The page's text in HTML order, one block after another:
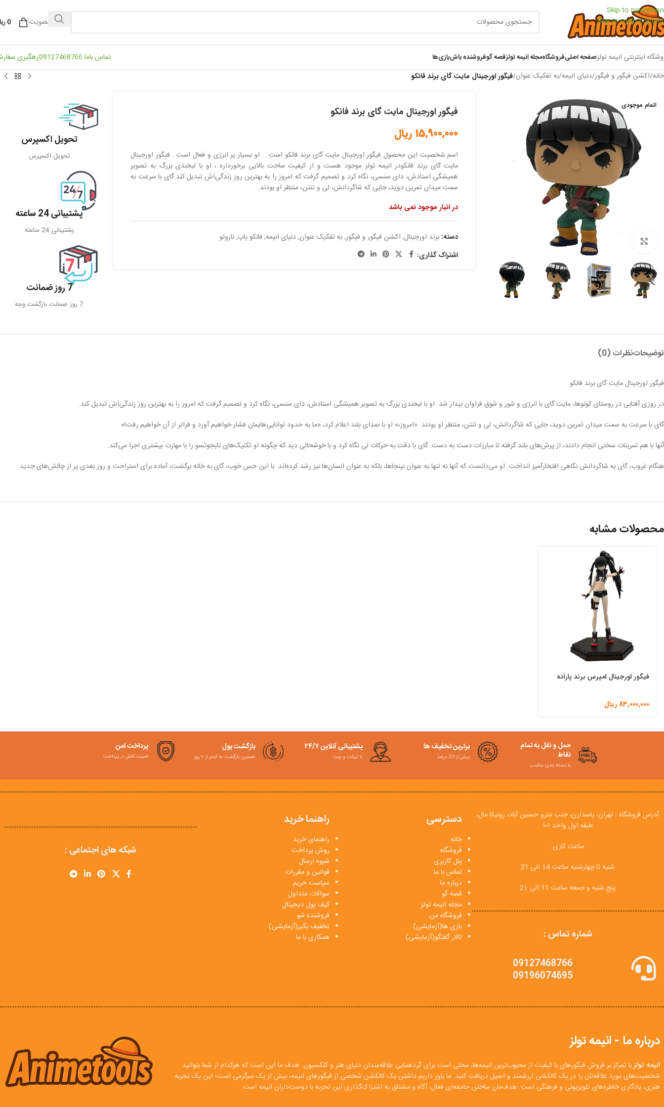
Skip to navigation
Skip to main content
ورود / عضویت 0
اینترنتی انیمه تولزصفحه اصلیفروشگاهمجله انیمه تولزقصه گوفروشنده باشبازی‌ها تماس باما 09127468766
رهگیری
خانه/اکشن فیگور و فیگور/دنیای انیمه/به تفکیک عنوان/فیگور اورجینال مایت گای برند فانکو
اتمام موجودی
بزرگنمایی تصویر
فیگور اورجینال مایت گای برند فانکو
15,900,000 ریال
اسم شخصیت این محصول فیگور اورجینال مایت گای برند فانکو است . او بسیار پر انرژی و فعال است . فیگور اورجینال
مایت گای برند فانکودر انیمه تولز موجود هست و از کیفیت ساخت بالایی برخورداره ، او با لبخندی بزرگ به تصویر
همیشگی استادش، دای سنسی، نگاه کرد و تصمیم گرفت که امروز را به بهترین روز زندگی‌اش تبدیل کند.گای با سرعت به
سمت میدان تمرین دوید، جایی که شاگردانش، لی و تنتن، منتظر او بودند.
در انبار موجود نمی باشد
دسته: برند اورجینال, اکشن فیگور و فیگور,به تفکیک عنوان,دنیای انیمه, فانکو پاپ,ناروتو
اشتراک گذاری:
تحویل اکسپرس
تحویل اکسپرس
پشتیبانی 24 ساعته
پشتیبانی 24 ساعته
7 روز ضمانت
7 روز ضمانت بازگشت وجه
توضیحاتنظرات (0)
فیگور اورجینال مایت گای برند فانکو
در روزی آفتابی در روستای کونوها، مایت گای با انرژی و شور و شوق فراوان بیدار شد. او با لبخندی بزرگ به تصویر همیشگی استادش، دای سنسی، نگاه کرد و تصمیم گرفت که امروز را به بهترین روز زندگی‌اش تبدیل کند.
گای با سرعت به سمت میدان تمرین دوید، جایی که شاگردانش، لی و تنتن، منتظر او بودند. «امروز،» او با صدای بلند اعلام کرد، «ما به حدود توانایی‌هایمان فشار خواهیم آورد و فراتر از آن خواهیم رفت!»
آنها با هم تمرینات سختی انجام دادند، از پرش‌های بلند گرفته تا مبارزات دست به دست. گای با دقت به حرکات لی نگاه کرد و با خوشحالی دید که چگونه او تکنیک‌های تایجوتسو را با مهارت بیشتری اجرا می‌کند.
هنگام غروب، گای به شاگردانش نگاهی افتخارآمیز انداخت. او می‌دانست که آنها نه تنها به عنوان نینجاها، بلکه به عنوان انسان‌ها نیز رشد کرده‌اند. با این حس خوب، گای به خانه برگشت، آماده برای استراحت و روز بعدی پر از چالش‌های جدید.
محصولات مشابه
فیگور اورجینال امپرس برند پاراده
83,000,000ریال
حمل و نقل به تمام
نقاط
با بسته بندی مناسب
برترین تخفیف ها
بیش از 20 درصد
پشتیبانی آنلاین ۲۴/۷
با تیکت و چت
بازگشت پول
تضمین بازگشت به کمتر از ۷ روز
پرداخت امن
امنیت کامل در پرداخت
آدرس فروشگاه : تهران، پاسدارن، جنب مترو حسین آباد، رونیکا مال،
طبقه اول واحد ۱۰۱
ساعت کاری:
شنبه تا چهارشنبه ساعت 14 الی 21
پنج شنبه و جمعه ساعت 11 الی 21
شماره تماس :
09127468766
09196074695
دسترسی
خانه
فروشگاه
پنل کاربری
تماس با ما
درباره ما
قصه گو
مجله انیمه تولز
فروشگاه من
بازی ها(آزمایشی)
تالار گفتگو(آزمایشی)
راهنما خرید
راهنمای خرید
روش پرداخت
شیوه ارسال
قوانین و مقررات
سیاست حریم
سوالات متداول
کیف پول دیجیتال
فروشنده شو
تخفیف بگیر(آزمایشی)
همکاری با ما
شبکه های اجتماعی :
درباره ما - انیمه تولز
انیمه تولزبا تمرکز بر فروش فیگورهای با کیفیت از محبوب‌ترین انیمه‌ها، محلی است برای گردهمایی علاقه‌مندان دنیای هنر و کلکسیون. هدف ما این است که هرکدام از شما بتوانید
شخصیت‌های مورد علاقه‌تان را در یک کالکشن ارزشمند و اصیل دریافت کنید. ما باور داریم داشتن یک کالکشن شخصی از فیگورهای انیمه، بیش از یک سرگرمی است؛ این یک تجربه
هنری، یادگاری خاطره‌های تلویزیونی و فرهنگی است. هدف‌مان ساختن جامعه‌ای فعال، آگاه و مشتاق به اشتراک‌گذاری این تجربه با دوست‌داران انیمه است.